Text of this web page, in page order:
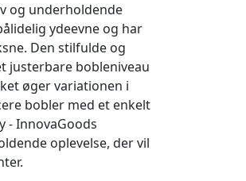
og underholdende
ydeevne og har
Den stilfulde og
justerbare bobleniveau
øger variationen i
bobler med et enkelt
- InnovaGoods
oplevelse, der vil